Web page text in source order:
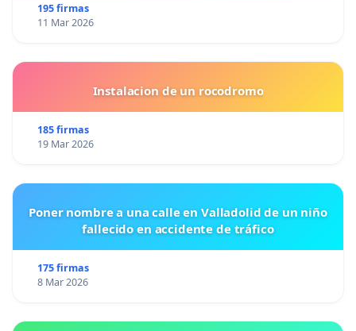
195 firmas
11 Mar 2026
Instalacion de un rocodromo
185 firmas
19 Mar 2026
Poner nombre a una calle en Valladolid de un niño
fallecido en accidente de tráfico
175 firmas
8 Mar 2026